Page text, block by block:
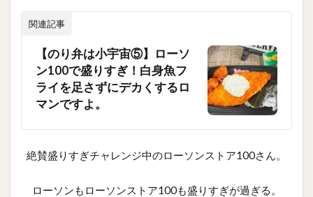
関連記事
【のり弁は小宇宙⑤】ローソ
ン100で盛りすぎ！白身魚フ
ライを足さずにデカくするロ
マンですよ。
絶賛盛りすぎチャレンジ中のローソンストア100さん。
ローソンもローソンストア100も盛りすぎが過ぎる。